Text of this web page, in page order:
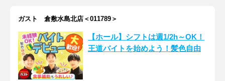
ガスト 倉敷水島北店＜011789＞
【ホール】シフトは週1/2h～OK！
王道バイトを始めよう！髪色自由